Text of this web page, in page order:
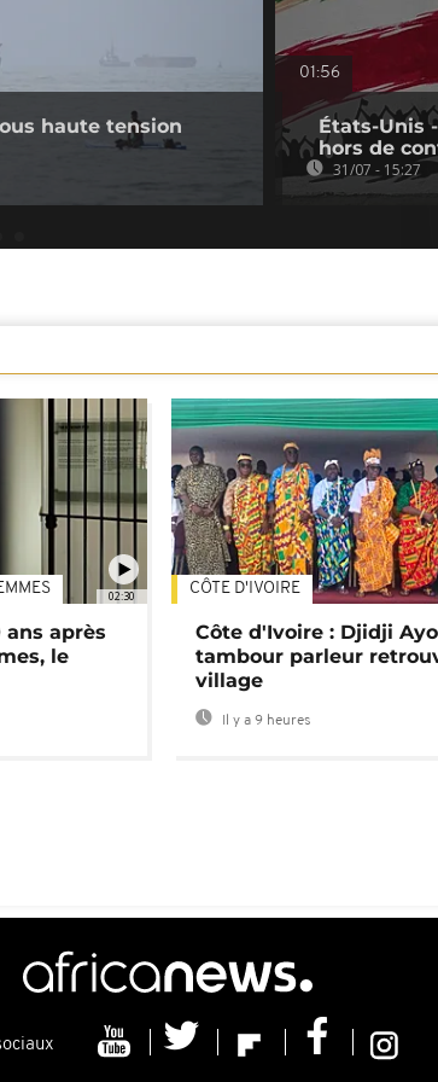
haute tension
01:56
États-Unis
hors de
31/07 - 15:27
02:30
ans après
le
CÔTE D'IVOIRE
Côte d'Ivoire : Djidji
tambour parleur
village
Il y a 9 heures